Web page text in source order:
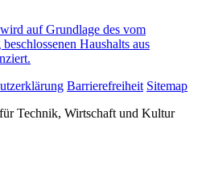
auf Grundlage des vom
Haushalts aus
Barrierefreiheit Sitemap
Technik, Wirtschaft und Kultur